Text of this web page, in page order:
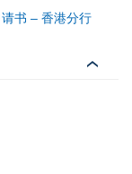
书 – 香港分行